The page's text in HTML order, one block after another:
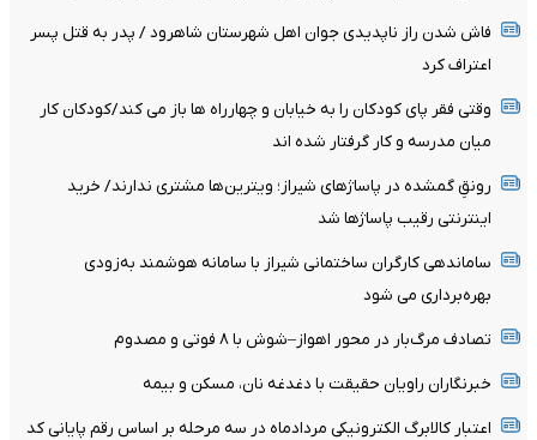
فاش شدن راز ناپدیدی جوان اهل شهرستان شاهرود / پدر به قتل پسر
اعتراف کرد
وقتی فقر پای کودکان را به خیابان و چهارراه ها باز می کند/کودکان کار
میان مدرسه و کار گرفتار شده اند
رونقِ گمشده در پاساژهای شیراز؛ ویترین‌ها مشتری ندارند/ خرید
اینترنتی رقیب پاساژها شد
ساماندهی کارگران ساختمانی شیراز با سامانه هوشمند به‌زودی
بهره‌برداری می شود
تصادف مرگ‌بار در محور اهواز–شوش با ۸ فوتی و مصدوم
خبرنگاران راویان حقیقت با دغدغه نان، مسکن و بیمه
اعتبار کالابرگ الکترونیکی مردادماه در سه مرحله بر اساس رقم پایانی کد